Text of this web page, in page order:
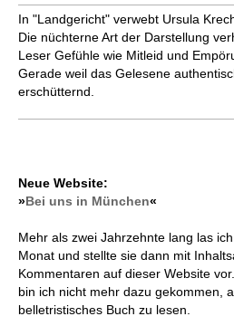
In "Landgericht" verwebt Ursula
Die nüchterne Art der Darstellung
Leser Gefühle wie Mitleid und
Gerade weil das Gelesene
erschütternd.
Neue Website:
»Bei uns in München«
Mehr als zwei Jahrzehnte lang las
Monat und stellte sie dann mit
Kommentaren auf dieser Website
bin ich nicht mehr dazu gekommen,
belletristisches Buch zu lesen.